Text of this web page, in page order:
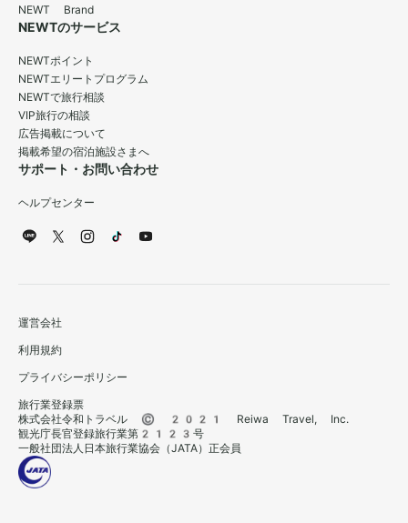
NEWT Brand
NEWTのサービス
NEWTポイント
NEWTエリートプログラム
NEWTで旅行相談
VIP旅行の相談
広告掲載について
掲載希望の宿泊施設さまへ
サポート・お問い合わせ
ヘルプセンター
運営会社
利用規約
プライバシーポリシー
旅行業登録票
株式会社令和トラベル © 2021 Reiwa Travel, Inc.
観光庁長官登録旅行業第2123号
一般社団法人日本旅行業協会（JATA）正会員